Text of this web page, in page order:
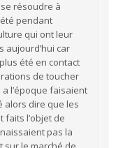
résoudre à
pendant
qui ont leur
aujourd’hui car
été en contact
de toucher
l’époque faisaient
alors dire que les
faits l’objet de
pas la